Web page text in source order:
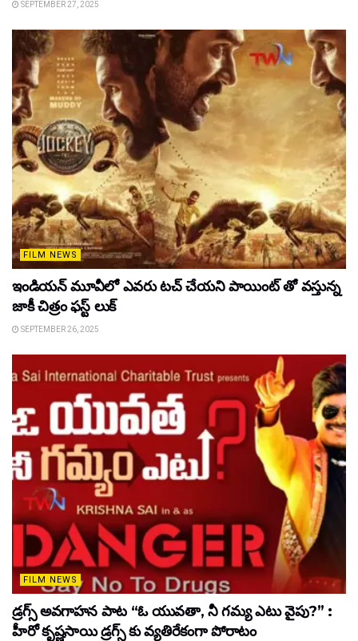
SEPTEMBER 27, 2025
FILM NEWS
ఇండియన్ మూవీలో ఎవరు టచ్ చేయని పాయింట్ తో వస్తున్న
జాకీ చిత్రం ఫస్ట్ లుక్
SEPTEMBER 26, 2025
FILM NEWS
డ్రగ్స్ అవగాహన పాట “ఓ యువతా, నీ గమ్య ఎటు వైపు?” :
హీరో కృష్ణసాయి డ్రగ్స్ కు వ్యతిరేకంగా పోరాటం